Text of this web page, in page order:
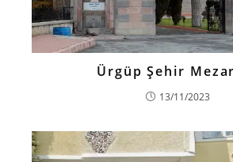
Ürgüp Şehir
13/11/2023